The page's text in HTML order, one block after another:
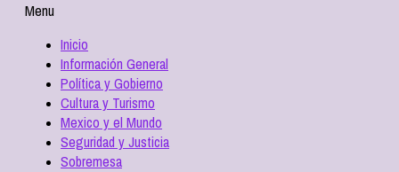
Menu
Inicio
Información General
Política y Gobierno
Cultura y Turismo
Mexico y el Mundo
Seguridad y Justicia
Sobremesa